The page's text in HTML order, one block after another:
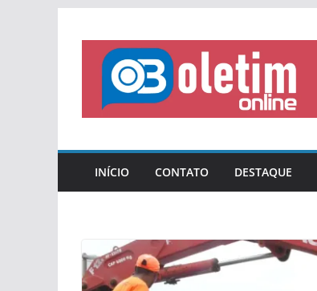
para
conteúdo
INÍCIO CONTATO DESTAQUE